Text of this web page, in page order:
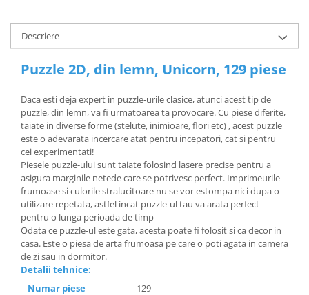
Descriere
Puzzle 2D, din lemn, Unicorn, 129 piese
Daca esti deja expert in puzzle-urile clasice, atunci acest tip de
puzzle, din lemn, va fi urmatoarea ta provocare. Cu piese diferite,
taiate in diverse forme (stelute, inimioare, flori etc) , acest puzzle
este o adevarata incercare atat pentru incepatori, cat si pentru
cei experimentati!
Piesele puzzle-ului sunt taiate folosind lasere precise pentru a
asigura marginile netede care se potrivesc perfect. Imprimeurile
frumoase si culorile stralucitoare nu se vor estompa nici dupa o
utilizare repetata, astfel incat puzzle-ul tau va arata perfect
pentru o lunga perioada de timp
Odata ce puzzle-ul este gata, acesta poate fi folosit si ca decor in
casa. Este o piesa de arta frumoasa pe care o poti agata in camera
de zi sau in dormitor.
Detalii tehnice:
Numar piese
129